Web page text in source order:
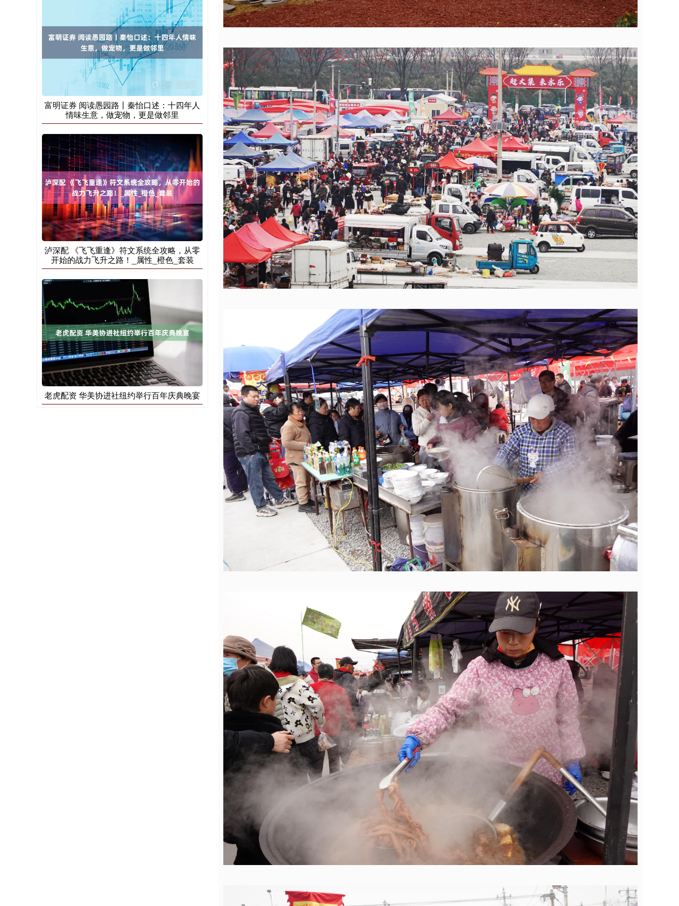
富明证券 阅读愚园路丨秦怡口述：十四年人
情味生意，做宠物，更是做邻里
泸深配 《飞飞重逢》符文系统全攻略，从零
开始的战力飞升之路！_属性_橙色_套装
老虎配资 华美协进社纽约举行百年庆典晚宴